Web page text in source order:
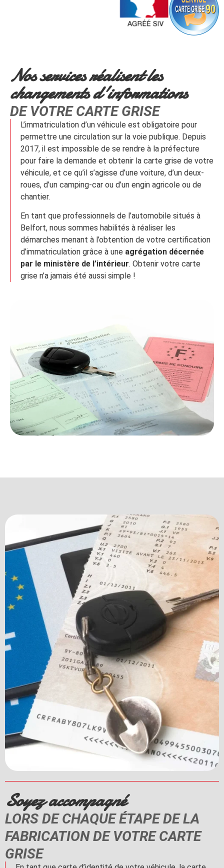
Nos services réalisent les
changements d'informations
DE VOTRE CARTE GRISE
L’immatriculation d’un véhicule est obligatoire pour
permettre une circulation sur la voie publique. Depuis
2017, il est impossible de se rendre à la préfecture
pour faire la demande et obtenir la carte grise de votre
véhicule, et ce qu’il s’agisse d’une voiture, d’un deux-
roues, d’un camping-car ou d’un engin agricole ou de
chantier.
En tant que professionnels de l’automobile situés à
Belfort, nous sommes habilités à réaliser les
démarches menant à l’obtention de votre certification
d’immatriculation grâce à une agrégation décernée
par le ministère de l’intérieur. Obtenir votre carte
grise n’a jamais été aussi simple !
Soyez accompagné
LORS DE CHAQUE ÉTAPE DE LA
FABRICATION DE VOTRE CARTE
GRISE